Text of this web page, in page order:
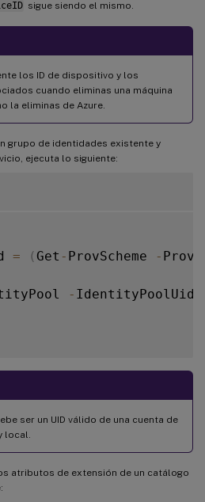
sigue siendo el mismo.
los ID de dispositivo y los
cuando eliminas una máquina
la eliminas de Azure.
grupo de identidades existente y
ejecuta lo siguiente:
= ( Get - ProvScheme -
-
ser un UID válido de una cuenta de
local.
atributos de extensión de un catálogo